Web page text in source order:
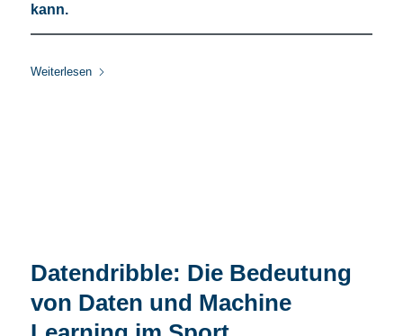
kann.
Weiterlesen
Datendribble: Die Bedeutung
von Daten und Machine